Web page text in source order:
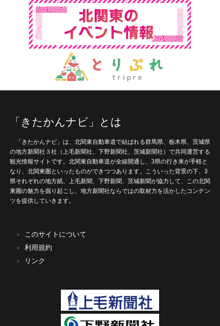
「きたかんナビ」とは
「きたかんナビ」は、北関東自動車道で結ばれる群馬県、栃木県、茨城県
の地方新聞社３社（上毛新聞社、下野新聞社、茨城新聞社）で共同運営する
観光情報サイトです。北関東自動車道が全線開通し、3県の行き来が手軽と
なり、北関東圏といったものができつつあります。こういった背景の下、3
県それぞれの地方紙、上毛新聞、下野新聞、茨城新聞が協力して、この北関
東圏の魅力を掘り起こし、地方新聞社ならではの取材力を活かしたコンテン
ツを提供していきます。
このサイトについて
利用規約
リンク